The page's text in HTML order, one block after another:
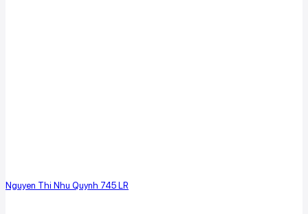
Nguyen Thi Nhu Quynh 745 LR